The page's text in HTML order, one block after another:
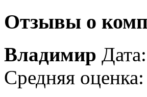
Отзывы о
Владимир
Средняя оценка: